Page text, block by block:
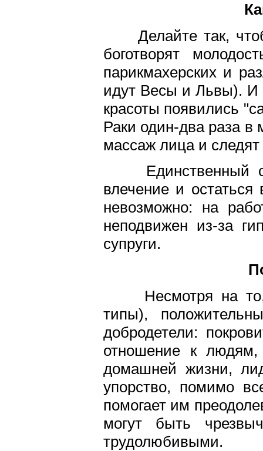
Делайте так,
боготворят
парикмахерских и
идут Весы и Львы). И
красоты появились
Раки один-два раза в
массаж лица и следят
Единственный
влечение и
невозможно: на
неподвижен из-за
супруги.
Несмотря на то,
типы),
добродетели:
отношение к
домашней жизни,
упорство, помимо
помогает им
могут быть
трудолюбивыми.